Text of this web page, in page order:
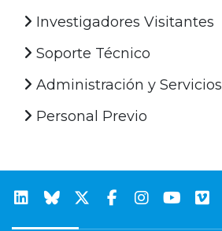
Investigadores Visitantes
Soporte Técnico
Administración y Servicios
Personal Previo